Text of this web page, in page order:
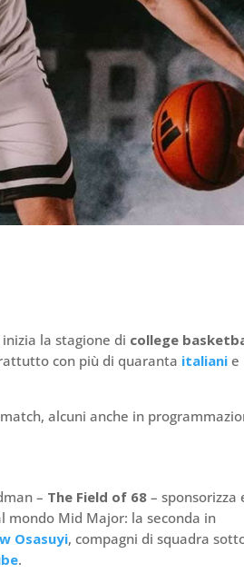
la stagione di college
con più di quaranta italiani e
alcuni anche in
– The Field of 68 – sponsorizza
Mid Major: la seconda in
Osasuyi, compagni di squadra
.